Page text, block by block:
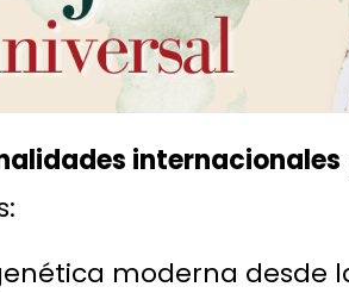
internacionales
moderna desde